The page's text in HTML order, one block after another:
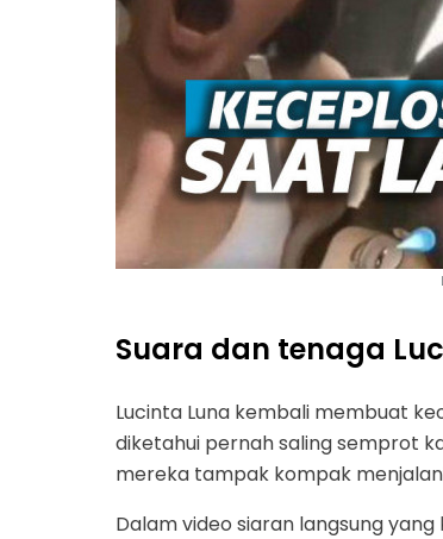
Suara dan tenaga
Lucinta Luna kembali membuat
diketahui pernah saling semprot
mereka tampak kompak
Dalam video siaran langsung